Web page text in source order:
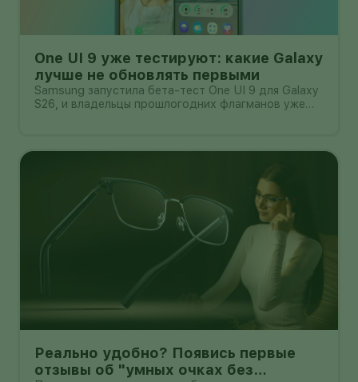
One UI 9 уже тестируют: какие Galaxy
лучше не обновлять первыми
Samsung запустила бета-тест One UI 9 для Galaxy
S26, и владельцы прошлогодних флагманов уже
Реально удобно? Появись первые
отзывы об "умных очках без